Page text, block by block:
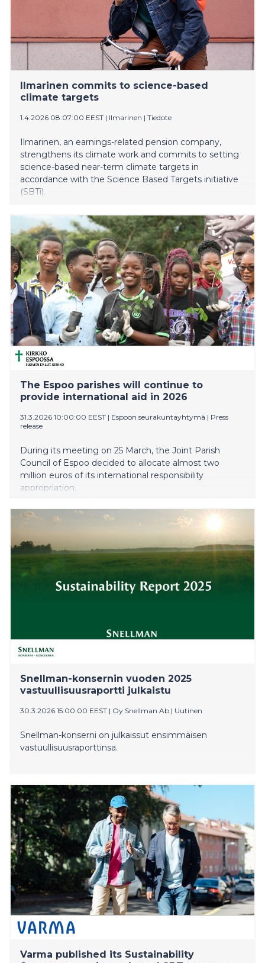
Ilmarinen commits to science-based
climate targets
1.4.2026 08:07:00 EEST | Ilmarinen | Tiedote
Ilmarinen, an earnings-related pension company,
strengthens its climate work and commits to setting
science-based near-term climate targets in
accordance with the Science Based Targets initiative
(SBTi).
The Espoo parishes will continue to
provide international aid in 2026
31.3.2026 10:00:00 EEST | Espoon seurakuntayhtymä | Press
release
During its meeting on 25 March, the Joint Parish
Council of Espoo decided to allocate almost two
million euros of its international responsibility
appropriation.
Snellman-konsernin vuoden 2025
vastuullisuusraportti julkaistu
30.3.2026 15:00:00 EEST | Oy Snellman Ab | Uutinen
Snellman-konserni on julkaissut ensimmäisen
vastuullisuusraporttinsa.
Varma published its Sustainability